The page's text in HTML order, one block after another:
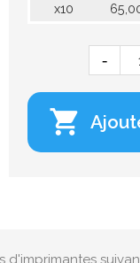
x10

d'imprimantes